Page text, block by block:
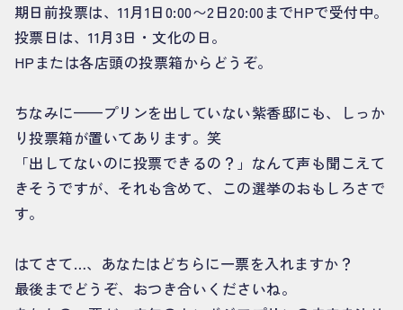
期日前投票は、11月1日0:00〜2日20:00までHPで受付中。
投票日は、11月3日・文化の日。
HPまたは各店頭の投票箱からどうぞ。
ちなみに——プリンを出していない紫香邸にも、しっか
り投票箱が置いてあります。笑
「出してないのに投票できるの？」なんて声も聞こえて
きそうですが、それも含めて、この選挙のおもしろさで
す。
はてさて…、あなたはどちらに一票を入れますか？
最後までどうぞ、おつき合いくださいね。